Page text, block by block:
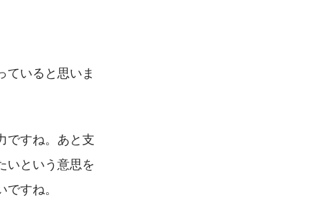
ていると思いま
ですね。あと支
いという意思を
すね。